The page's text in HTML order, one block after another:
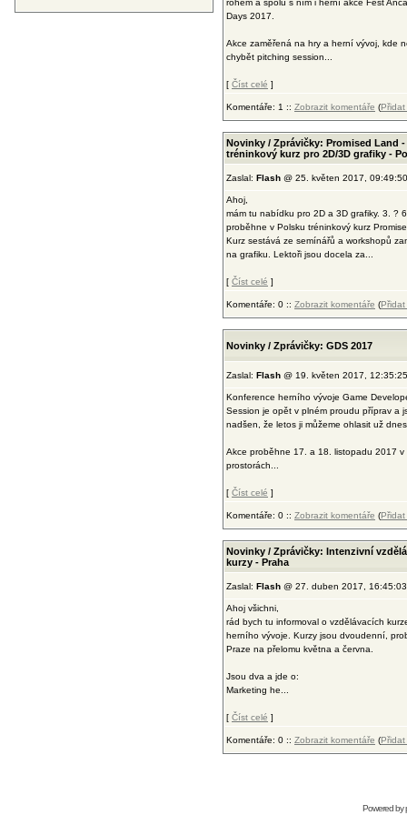
rohem a spolu s ním i herní akce Fest
Days 2017.
Akce zaměřená na hry a herní vývoj, kde
chybět pitching session...
[ Číst celé ]
Komentáře: 1 :: Zobrazit komentáře (Přidat
Novinky / Zprávičky: Promised Land -
tréninkový kurz pro 2D/3D grafiky -
Zaslal: Flash @ 25. květen 2017, 09:49:50
Ahoj,
mám tu nabídku pro 2D a 3D grafiky. 3. ?
proběhne v Polsku tréninkový kurz
Kurz sestává ze semínářů a workshopů
na grafiku. Lektoři jsou docela za...
[ Číst celé ]
Komentáře: 0 :: Zobrazit komentáře (Přidat
Novinky / Zprávičky: GDS 2017
Zaslal: Flash @ 19. květen 2017, 12:35:25
Konference herního vývoje Game
Session je opět v plném proudu příprav a
nadšen, že letos ji můžeme ohlasit už
Akce proběhne 17. a 18. listopadu 2017 v
prostorách...
[ Číst celé ]
Komentáře: 0 :: Zobrazit komentáře (Přidat
Novinky / Zprávičky: Intenzivní
kurzy - Praha
Zaslal: Flash @ 27. duben 2017, 16:45:03
Ahoj všichni,
rád bych tu informoval o vzdělávacích
herního vývoje. Kurzy jsou dvoudenní,
Praze na přelomu května a června.
Jsou dva a jde o:
Marketing he...
[ Číst celé ]
Komentáře: 0 :: Zobrazit komentáře (Přidat
Powered by